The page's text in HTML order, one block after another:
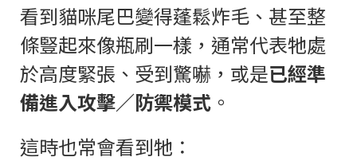
看到貓咪尾巴變得蓬鬆炸毛、甚至整
條豎起來像瓶刷一樣，通常代表牠處
於高度緊張、受到驚嚇，或是已經準
備進入攻擊／防禦模式 。
這時也常會看到牠：